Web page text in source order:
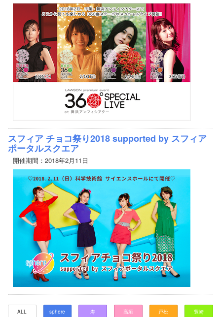
スフィア チョコ祭り2018 supported by スフィア
ポータルスクエア
開催期間：2018年2月11日
ALL sphere 寿 高垣 戸松 豊崎